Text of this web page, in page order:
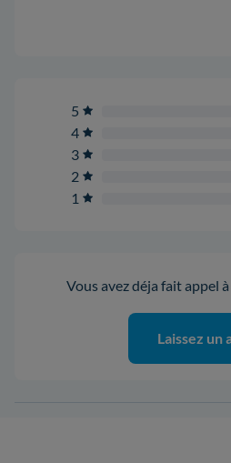
5
4
3
2
1
Vous avez déja fait appel
Laissez un